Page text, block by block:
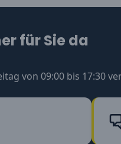
für Sie da
von 09:00 bis 17:30